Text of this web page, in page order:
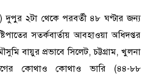
২টা থেকে পরবর্তী ৪৮ ঘণ্টার জন্য
সতর্কবার্তায় আবহাওয়া অধিদপ্তর
বায়ুর প্রভাবে সিলেট, চট্টগ্রাম, খুলনা
কোথাও কোথাও ভারি (৪৪-৮৮